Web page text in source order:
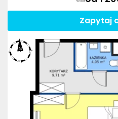
Zapytaj